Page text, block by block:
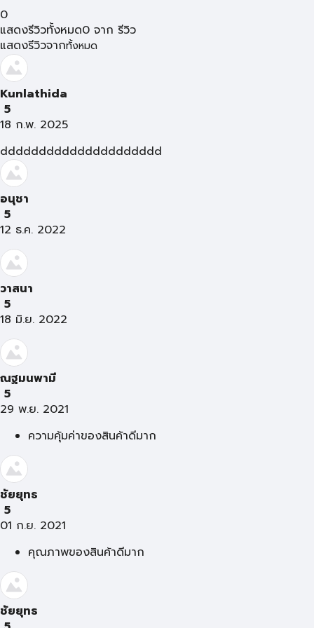
0
แสดงรีวิวทั้งหมด0 จาก รีวิว
แสดงรีวิวจากทั้งหมด
Kunlathida
5
18 ก.พ. 2025
ddddddddddddddddddddd
อนุชา
5
12 ธ.ค. 2022
วาสนา
5
18 มิ.ย. 2022
ณฐมนพามี
5
29 พ.ย. 2021
ความคุ้มค่าของสินค้าดีมาก
ชัยยุทธ
5
01 ก.ย. 2021
คุณภาพของสินค้าดีมาก
ชัยยุทธ